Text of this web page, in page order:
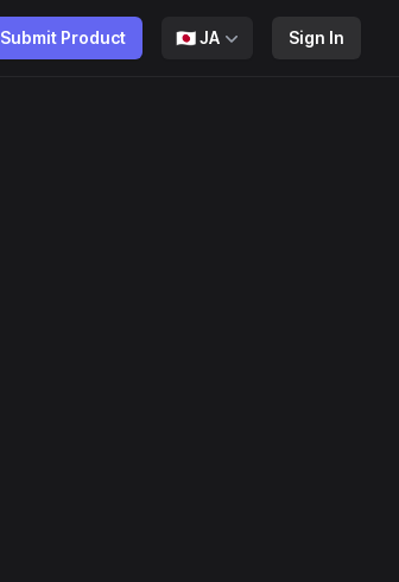
Submit Product 🇯🇵JA Sign In